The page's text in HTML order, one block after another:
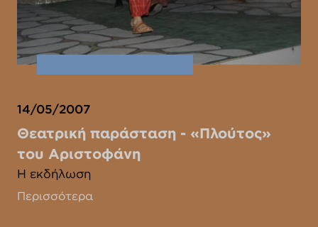
14/05/2007
Θεατρική παράσταση - «Πλούτος»
του Αριστοφάνη
Η εκδήλωση
Περισσότερα